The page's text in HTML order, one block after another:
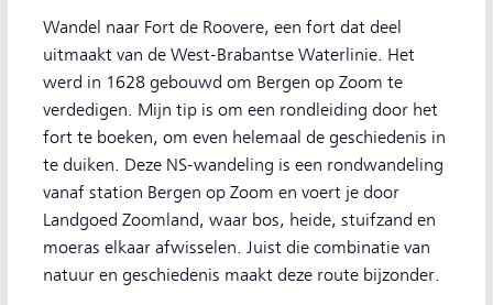
Wandel naar Fort de Roovere, een fort dat deel
uitmaakt van de West-Brabantse Waterlinie. Het
werd in 1628 gebouwd om Bergen op Zoom te
verdedigen. Mijn tip is om een rondleiding door het
fort te boeken, om even helemaal de geschiedenis in
te duiken. Deze NS-wandeling is een rondwandeling
vanaf station Bergen op Zoom en voert je door
Landgoed Zoomland, waar bos, heide, stuifzand en
moeras elkaar afwisselen. Juist die combinatie van
natuur en geschiedenis maakt deze route bijzonder.